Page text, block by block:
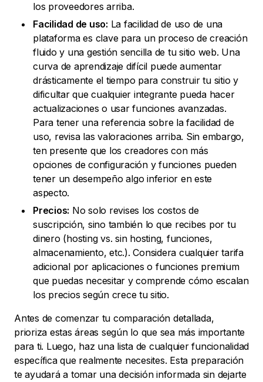
los proveedores arriba.
Facilidad de uso: La facilidad de uso de una
plataforma es clave para un proceso de creación
fluido y una gestión sencilla de tu sitio web. Una
curva de aprendizaje difícil puede aumentar
drásticamente el tiempo para construir tu sitio y
dificultar que cualquier integrante pueda hacer
actualizaciones o usar funciones avanzadas.
Para tener una referencia sobre la facilidad de
uso, revisa las valoraciones arriba. Sin embargo,
ten presente que los creadores con más
opciones de configuración y funciones pueden
tener un desempeño algo inferior en este
aspecto.
Precios: No solo revises los costos de
suscripción, sino también lo que recibes por tu
dinero (hosting vs. sin hosting, funciones,
almacenamiento, etc.). Considera cualquier tarifa
adicional por aplicaciones o funciones premium
que puedas necesitar y comprende cómo escalan
los precios según crece tu sitio.
Antes de comenzar tu comparación detallada,
prioriza estas áreas según lo que sea más importante
para ti. Luego, haz una lista de cualquier funcionalidad
específica que realmente necesites. Esta preparación
te ayudará a tomar una decisión informada sin dejarte